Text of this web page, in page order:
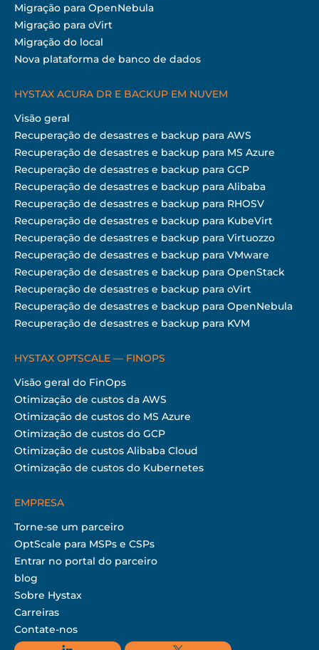
Migração para OpenNebula
Migração para oVirt
Migração do local
Nova plataforma de banco de dados
HYSTAX ACURA DR E BACKUP EM NUVEM
Visão geral
Recuperação de desastres e backup para AWS
Recuperação de desastres e backup para MS Azure
Recuperação de desastres e backup para GCP
Recuperação de desastres e backup para Alibaba
Recuperação de desastres e backup para RHOSV
Recuperação de desastres e backup para KubeVirt
Recuperação de desastres e backup para Virtuozzo
Recuperação de desastres e backup para VMware
Recuperação de desastres e backup para OpenStack
Recuperação de desastres e backup para oVirt
Recuperação de desastres e backup para OpenNebula
Recuperação de desastres e backup para KVM
HYSTAX OPTSCALE — FINOPS
Visão geral do FinOps
Otimização de custos da AWS
Otimização de custos do MS Azure
Otimização de custos do GCP
Otimização de custos Alibaba Cloud
Otimização de custos do Kubernetes
EMPRESA
Torne-se um parceiro
OptScale para MSPs e CSPs
Entrar no portal do parceiro
blog
Sobre Hystax
Carreiras
Contate-nos